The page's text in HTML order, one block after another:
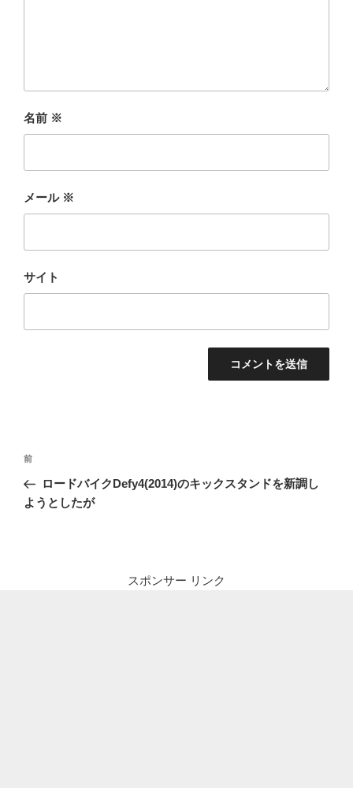
名前 ※
メール ※
サイト
投
ナ
前
の
投
前
ロードバイクDefy4(2014)のキックスタンドを新調し
ようとしたが
スポンサー リンク